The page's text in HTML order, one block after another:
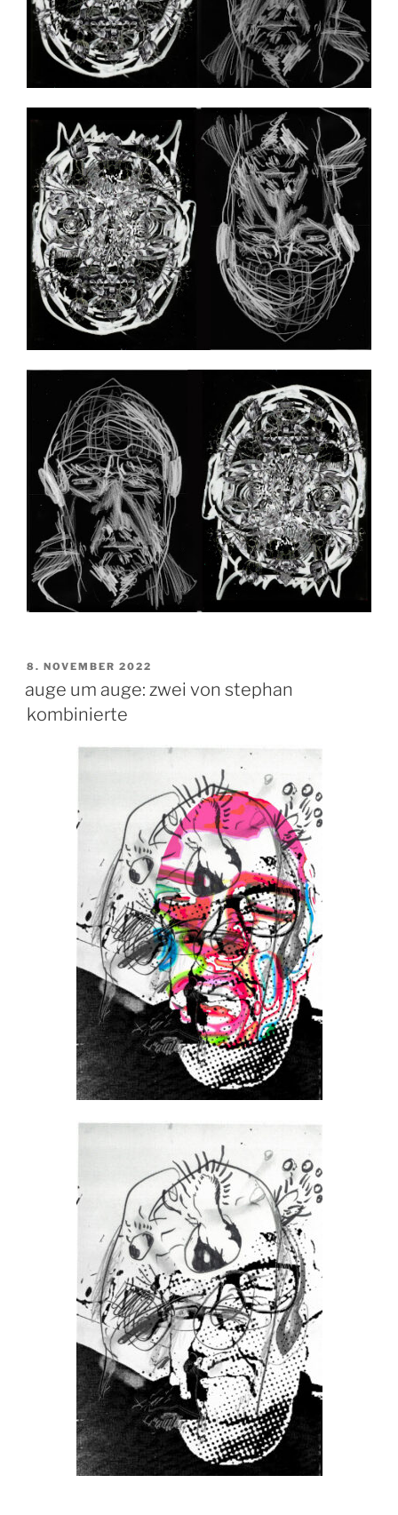
VERÖFFENTLICHT
8. NOVEMBER 2022
auge um auge: zwei von stephan
kombinierte